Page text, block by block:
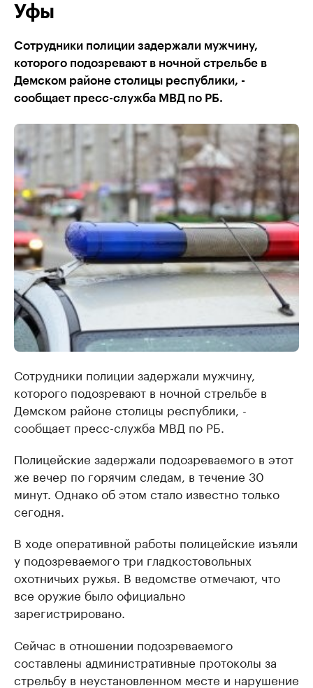
Уфы
Сотрудники полиции задержали мужчину,
которого подозревают в ночной стрельбе в
Демском районе столицы республики, -
сообщает пресс-служба МВД по РБ.
Сотрудники полиции задержали мужчину,
которого подозревают в ночной стрельбе в
Демском районе столицы республики, -
сообщает пресс-служба МВД по РБ.
Полицейские задержали подозреваемого в этот
же вечер по горячим следам, в течение 30
минут. Однако об этом стало известно только
сегодня.
В ходе оперативной работы полицейские изъяли
у подозреваемого три гладкостовольных
охотничьих ружья. В ведомстве отмечают, что
все оружие было официально
зарегистрировано.
Сейчас в отношении подозреваемого
составлены административные протоколы за
стрельбу в неустановленном месте и нарушение